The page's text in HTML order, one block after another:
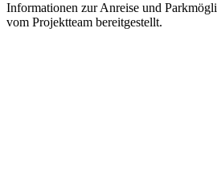
Informationen zur Anreise und
vom Projektteam bereitgestellt.